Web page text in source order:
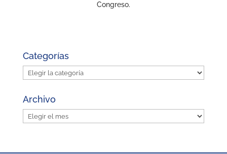
Congreso.
Categorías
Categorías
Archivo
Archivo